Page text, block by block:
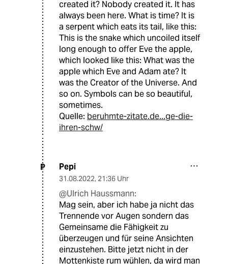
created it? Nobody created it. It has
always been here. What is time? It is
a serpent which eats its tail, like this:
This is the snake which uncoiled itself
long enough to offer Eve the apple,
which looked like this: What was the
apple which Eve and Adam ate? It
was the Creator of the Universe. And
so on. Symbols can be so beautiful,
sometimes.
Quelle: beruhmte-zitate.de...ge-die-
ihren-schw/
P Pepi
31.08.2022, 21:36 Uhr
@Ulrich Haussmann:
Mag sein, aber ich habe ja nicht das
Trennende vor Augen sondern das
Gemeinsame die Fähigkeit zu
überzeugen und für seine Ansichten
einzustehen. Bitte jetzt nicht in der
Mottenkiste rum wühlen, da wird man